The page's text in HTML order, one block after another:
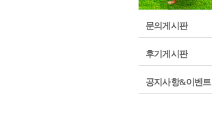
문의게시판
후기게시판
공지사항&이벤트